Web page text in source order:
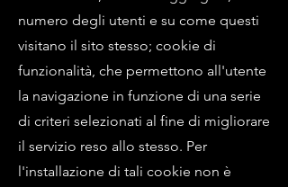
numero degli utenti e su come questi
visitano il sito stesso; cookie di
funzionalità, che permettono all'utente
la navigazione in funzione di una serie
di criteri selezionati al fine di migliorare
il servizio reso allo stesso. Per
l'installazione di tali cookie non è